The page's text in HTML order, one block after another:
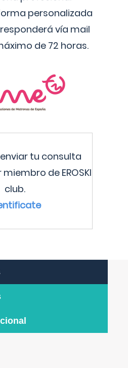
personalizada
vía mail
de 72 horas.
tu consulta
de EROSKI
club.